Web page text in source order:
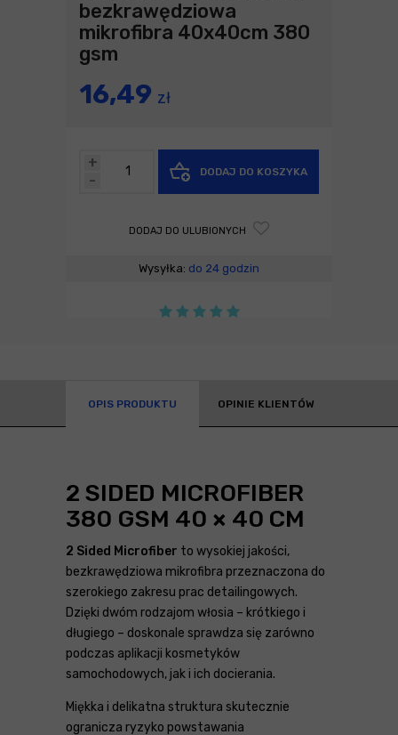
bezkrawędziowa
mikrofibra 40x40cm 380
gsm
16,49 zł
-
+
DODAJ DO KOSZYKA
DODAJ DO ULUBIONYCH
Wysyłka: do 24 godzin
OPIS PRODUKTU OPINIE KLIENTÓW
2 SIDED MICROFIBER
380 GSM 40 × 40 CM
2 Sided Microfiber to wysokiej jakości,
bezkrawędziowa mikrofibra przeznaczona do
szerokiego zakresu prac detailingowych.
Dzięki dwóm rodzajom włosia – krótkiego i
długiego – doskonale sprawdza się zarówno
podczas aplikacji kosmetyków
samochodowych, jak i ich docierania.
Miękka i delikatna struktura skutecznie
ogranicza ryzyko powstawania